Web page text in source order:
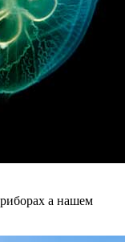
а нашем